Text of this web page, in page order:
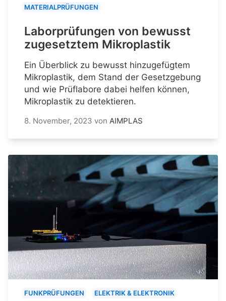
MATERIALPRÜFUNGEN
Laborprüfungen von bewusst
zugesetztem Mikroplastik
Ein Überblick zu bewusst hinzugefügtem
Mikroplastik, dem Stand der Gesetzgebung
und wie Prüflabore dabei helfen können,
Mikroplastik zu detektieren.
8. November, 2023 von AIMPLAS
FUNKPRÜFUNGEN
ELEKTRIK & ELEKTRONIK